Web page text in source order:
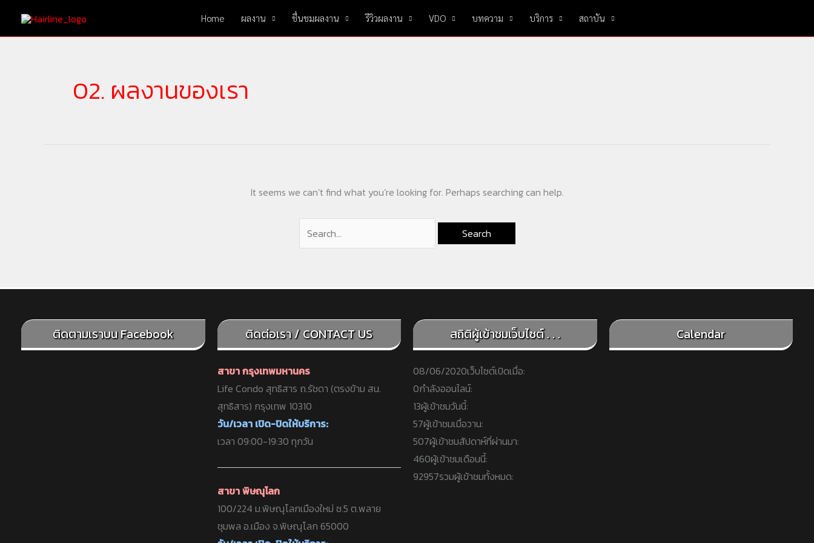
Home ผลงาน ชื่นชมผลงาน รีวิวผลงาน VDO บทความ บริการ สถาบัน
02. ผลงานของเรา
It seems we can’t find what you’re looking for. Perhaps searching can help.
for:
ติดตามเราบน Facebook ติดต่อเรา / CONTACT US
สาขา กรุงเทพมหานคร
Life Condo สุทธิสาร ถ.รัชดา (ตรงข้าม สน.
สุทธิสาร) กรุงเทพ 10310
วัน/เวลา เปิด-ปิดให้บริการ:
เวลา 09:00-19:30 ทุกวัน
สาขา พิษณุโลก
100/224 ม.พิษณุโลกเมืองใหม่ ซ.5 ต.พลาย
ชุมพล อ.เมือง จ.พิษณุโลก 65000
สถิติผู้เข้าชมเว็บไซต์ . . .
08/06/2020เว็บไซต์เปิดเมื่อ:
0กำลังออนไลน์:
13ผู้เข้าชมวันนี้:
57ผู้เข้าชมเมื่อวาน:
507ผู้เข้าชมสัปดาห์ที่ผ่านมา:
460ผู้เข้าชมเดือนนี้:
92957รวมผู้เข้าชมทั้งหมด:
Calendar